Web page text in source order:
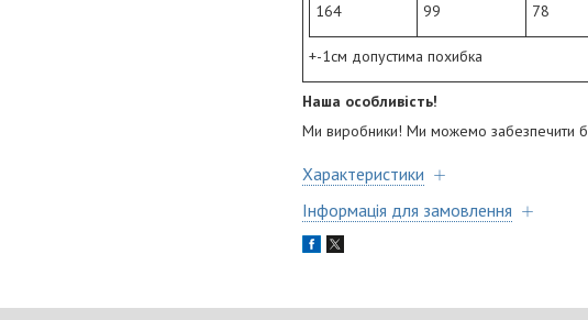
164 99 78
+-1см допустима похибка
Наша особливість!
Ми виробники! Ми можемо забезпечити
Характеристики
Інформація для замовлення